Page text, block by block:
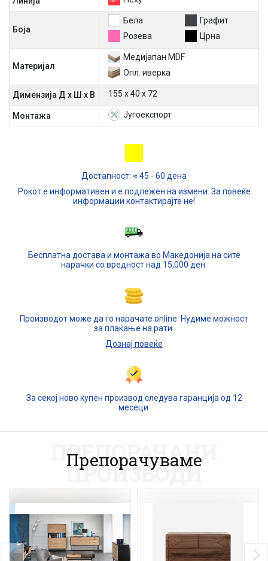
Боја
Бела
Графит
Розева
Црна
Материјал
Медијапан MDF
Oпл. иверка
Димензија Д х Ш х В 155 х 40 х 72
Mонтажа Југоекспорт
Достапност: ≈ 45 - 60 дена
Рокот е информативен и е подлежен на измени. За повеќе
информации контактирајте не!
Бесплатна достава и монтажа во Македонија на сите
нарачки со вредност над 15,000 ден.
Производот може да го нарачате online. Нудиме можност
за плаќање на рати.
Дознај повеќе
За секој ново купен производ следува гаранција од 12
месеци.
Препорачуваме
ПРЕПОРАЧАНИ
ПРОИЗВОДИ